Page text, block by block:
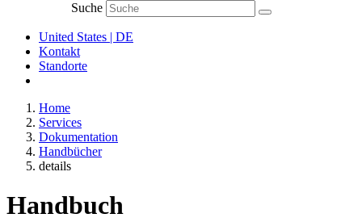
Suche
United States | DE
Kontakt
Standorte
Home
Services
Dokumentation
Handbücher
details
Handbuch